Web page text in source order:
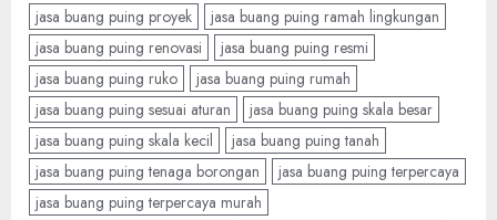
jasa buang puing proyek
jasa buang puing ramah lingkungan
jasa buang puing renovasi
jasa buang puing resmi
jasa buang puing ruko
jasa buang puing rumah
jasa buang puing sesuai aturan
jasa buang puing skala besar
jasa buang puing skala kecil
jasa buang puing tanah
jasa buang puing tenaga borongan
jasa buang puing terpercaya
jasa buang puing terpercaya murah